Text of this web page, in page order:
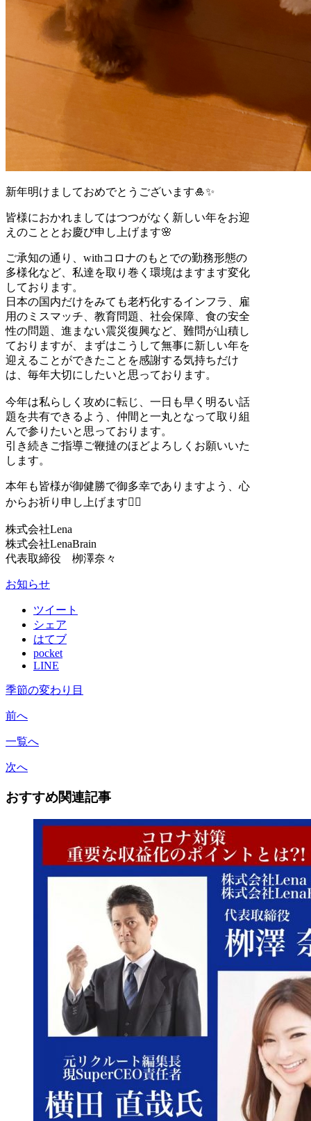
新年明けましておめでとうございます🎍✨
皆様におかれましてはつつがなく新しい年をお迎
えのこととお慶び申し上げます🌸
ご承知の通り、withコロナのもとでの勤務形態の
多様化など、私達を取り巻く環境はますます変化
しております。
日本の国内だけをみても老朽化するインフラ、雇
用のミスマッチ、教育問題、社会保障、食の安全
性の問題、進まない震災復興など、難問が山積し
ておりますが、まずはこうして無事に新しい年を
迎えることができたことを感謝する気持ちだけ
は、毎年大切にしたいと思っております。
今年は私らしく攻めに転じ、一日も早く明るい話
題を共有できるよう、仲間と一丸となって取り組
んで参りたいと思っております。
引き続きご指導ご鞭撻のほどよろしくお願いいた
します。
本年も皆様が御健勝で御多幸でありますよう、心
からお祈り申し上げます🙇‍♀️
株式会社Lena
株式会社LenaBrain
代表取締役 栁澤奈々
お知らせ
ツイート
シェア
はてブ
pocket
LINE
季節の変わり目
前へ
一覧へ
次へ
おすすめ関連記事